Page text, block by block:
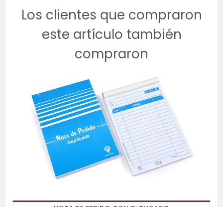
Los clientes que compraron
este artículo también
compraron